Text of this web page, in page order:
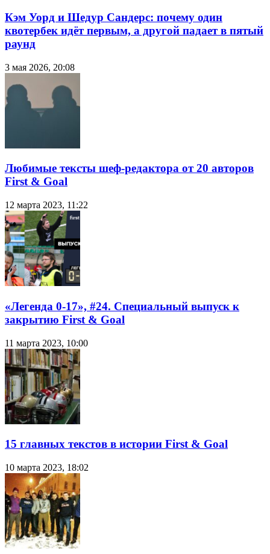
Кэм Уорд и Шедур Сандерс: почему один
квотербек идёт первым, а другой падает в пятый
раунд
3 мая 2026, 20:08
Любимые тексты шеф-редактора от 20 авторов
First & Goal
12 марта 2023, 11:22
«Легенда 0-17», #24. Специальный выпуск к
закрытию First & Goal
11 марта 2023, 10:00
15 главных текстов в истории First & Goal
10 марта 2023, 18:02